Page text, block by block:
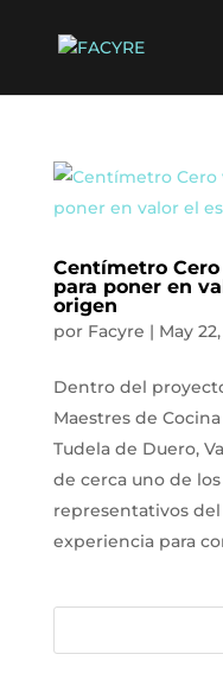
Centímetro
para poner en
origen
por Facyre | May
Dentro del
Maestres de
Tudela de Duero,
de cerca uno de
representativos
experiencia para